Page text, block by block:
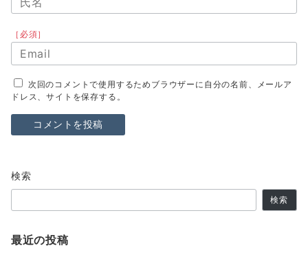
［必須］
次回のコメントで使用するためブラウザーに自分の名前、メールア
ドレス、サイトを保存する。
検索
検索
最近の投稿